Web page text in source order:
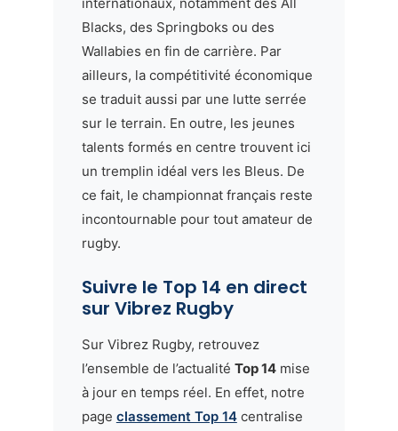
internationaux, notamment des All
Blacks, des Springboks ou des
Wallabies en fin de carrière. Par
ailleurs, la compétitivité économique
se traduit aussi par une lutte serrée
sur le terrain. En outre, les jeunes
talents formés en centre trouvent ici
un tremplin idéal vers les Bleus. De
ce fait, le championnat français reste
incontournable pour tout amateur de
rugby.
Suivre le Top 14 en direct
sur Vibrez Rugby
Sur Vibrez Rugby, retrouvez
l’ensemble de l’actualité Top 14mise
à jour en temps réel. En effet, notre
page classement Top 14centralise